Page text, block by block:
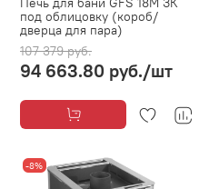
под облицовку (короб/
дверца для пара)
107 379 руб.
94 663.80 руб./шт
-8%